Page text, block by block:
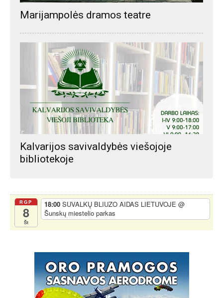
Marijampolės dramos teatre
Kalvarijos savivaldybės viešojoje
bibliotekoje
RGP
8
Št
18:00 SUVALKŲ BLIUZO AIDAS LIETUVOJE @
Šunskų miestelio parkas